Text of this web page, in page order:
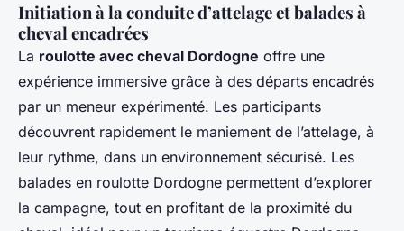
Initiation à la conduite d’attelage et balades à
cheval encadrées
La roulotte avec cheval Dordogne offre une
expérience immersive grâce à des départs encadrés
par un meneur expérimenté. Les participants
découvrent rapidement le maniement de l’attelage, à
leur rythme, dans un environnement sécurisé. Les
balades en roulotte Dordogne permettent d’explorer
la campagne, tout en profitant de la proximité du